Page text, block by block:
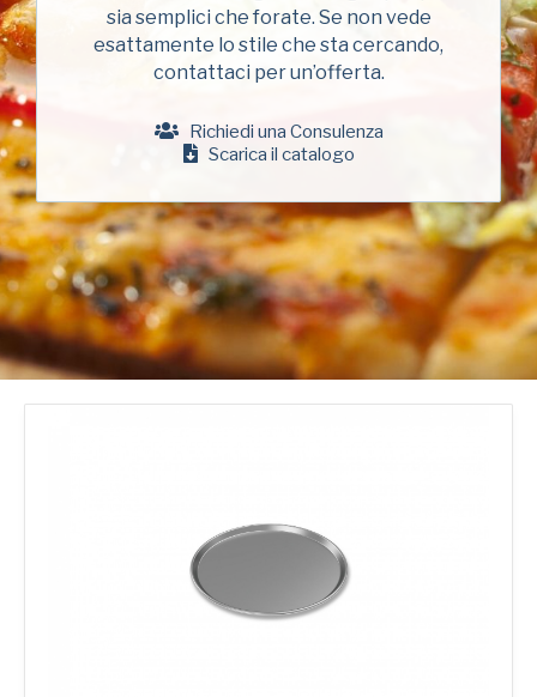
Chicago Metallic
Turbel
USA Pan
sia semplici che forate. Se non vede
esattamente lo stile che sta cercando,
contattaci per un’offerta.
Richiedi una Consulenza
Scarica il catalogo
Azienda
Telefono
Indirizzo
e-
mail(Obbligatorio)
Nazione(Obbligatorio)
Nazione *
SUBMIT